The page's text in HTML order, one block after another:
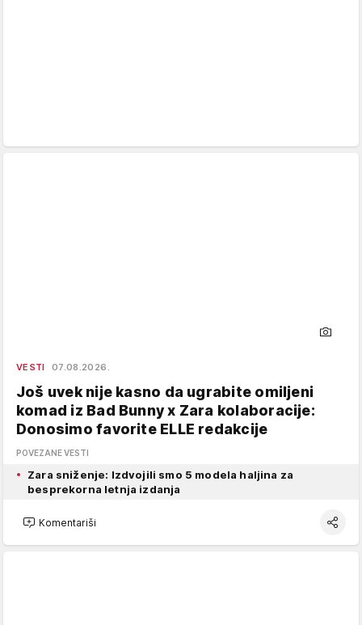
VESTI 07.08.2026.
Još uvek nije kasno da ugrabite omiljeni
komad iz Bad Bunny x Zara kolaboracije:
Donosimo favorite ELLE redakcije
POVEZANE VESTI
Zara sniženje: Izdvojili smo 5 modela haljina za
besprekorna letnja izdanja
Komentariši